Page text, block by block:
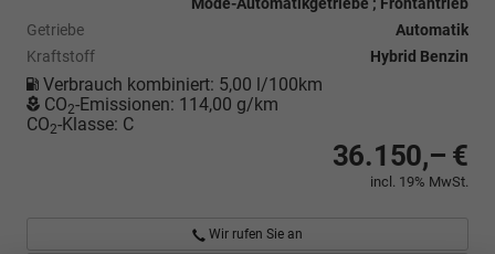
Getriebe
Automatik
Kraftstoff
Hybrid Benzin
Verbrauch kombiniert: 5,00 l/100km
CO2-Emissionen: 114,00 g/km
CO2-Klasse: C
36.150,– €
incl. 19% MwSt.
Wir rufen Sie an